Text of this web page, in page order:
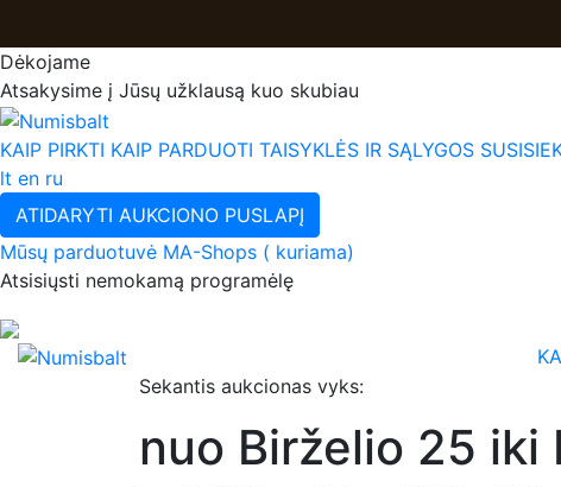
Dėkojame
Atsakysime į Jūsų užklausą kuo skubiau
KAIP PIRKTI KAIP PARDUOTI TAISYKLĖS IR SĄLYGOS
lt en ru
ATIDARYTI AUKCIONO PUSLAPĮ
Mūsų parduotuvė MA-Shops ( kuriama)
Atsisiųsti nemokamą programėlę
Sekantis aukcionas vyks:
nuo Birželio 25 iki